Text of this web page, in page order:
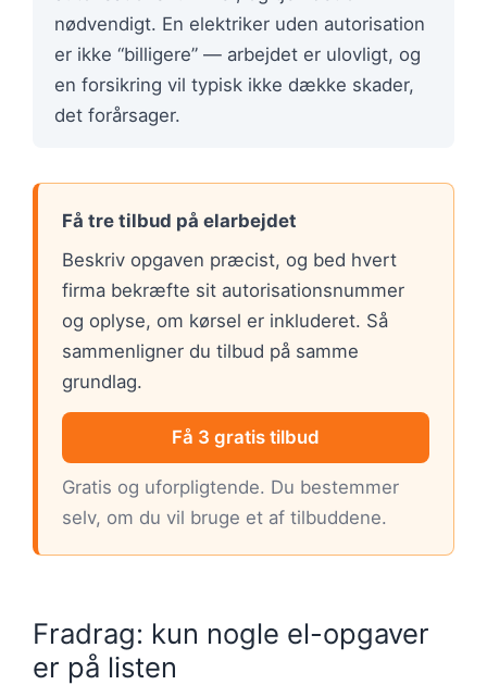
nødvendigt. En elektriker uden autorisation
er ikke “billigere” — arbejdet er ulovligt, og
en forsikring vil typisk ikke dække skader,
det forårsager.
Få tre tilbud på elarbejdet
Beskriv opgaven præcist, og bed hvert
firma bekræfte sit autorisationsnummer
og oplyse, om kørsel er inkluderet. Så
sammenligner du tilbud på samme
grundlag.
Få 3 gratis tilbud
Gratis og uforpligtende. Du bestemmer
selv, om du vil bruge et af tilbuddene.
Fradrag: kun nogle el-opgaver
er på listen